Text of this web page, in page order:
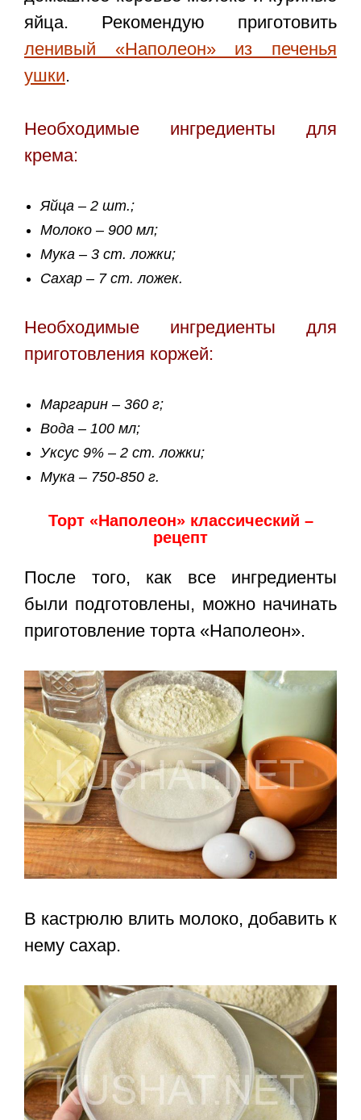
яйца. Рекомендую приготовить
ленивый «Наполеон» из печенья
ушки.
Необходимые ингредиенты для
крема:
Яйца – 2 шт.;
Молоко – 900 мл;
Мука – 3 ст. ложки;
Сахар – 7 ст. ложек.
Необходимые ингредиенты для
приготовления коржей:
Маргарин – 360 г;
Вода – 100 мл;
Уксус 9% – 2 ст. ложки;
Мука – 750-850 г.
Торт «Наполеон» классический –
рецепт
После того, как все ингредиенты
были подготовлены, можно начинать
приготовление торта «Наполеон».
В кастрюлю влить молоко, добавить к
нему сахар.